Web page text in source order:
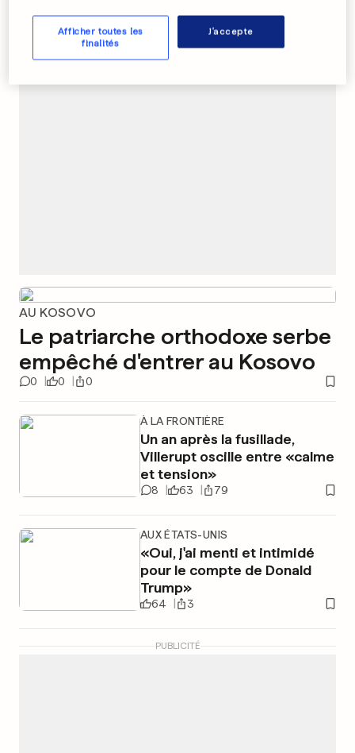
AU KOSOVO
Le patriarche orthodoxe serbe
empêché d'entrer au Kosovo
0 0 0
À LA FRONTIÈRE
Un an après la fusillade,
Villerupt oscille entre «calme
et tension»
8 63 79
AUX ÉTATS-UNIS
«Oui, j'ai menti et intimidé
pour le compte de Donald
Trump»
64 3
PUBLICITÉ
Afficher toutes les
finalités
J'accepte